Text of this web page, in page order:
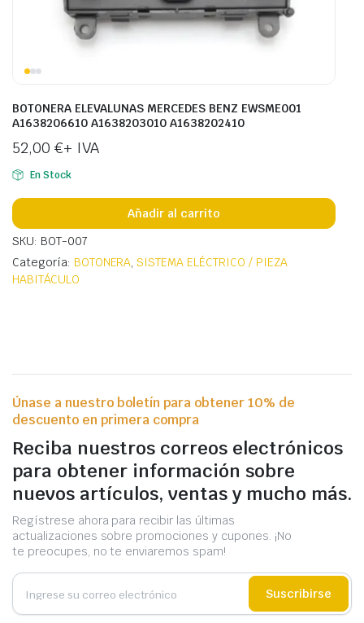
BOTONERA ELEVALUNAS MERCEDES BENZ EWSME001
A1638206610 A1638203010 A1638202410
52,00 €+ IVA
En Stock
Añadir al carrito
SKU: BOT-007
Categoría: BOTONERA,SISTEMA ELÉCTRICO / PIEZA
HABITÁCULO
Únase a nuestro boletín para obtener 10% de
descuento en primera compra
Reciba nuestros correos electrónicos
para obtener información sobre
nuevos artículos, ventas y mucho más.
Regístrese ahora para recibir las últimas
actualizaciones sobre promociones y cupones. ¡No
te preocupes, no te enviaremos spam!
Suscribirse